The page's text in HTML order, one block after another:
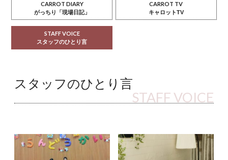
CARROT DIARY
がっちり「現場日記」
CARROT TV
キャロットTV
STAFF VOICE
スタッフのひとり言
スタッフのひとり言
STAFF VOICE